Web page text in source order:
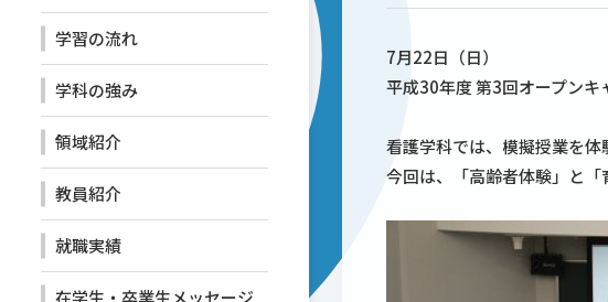
学習の流れ
学科の強み
領域紹介
教員紹介
就職実績
7月22日（日）
平成30年度 第3回オープンキ
看護学科では、模擬授業を体
今回は、「高齢者体験」と「